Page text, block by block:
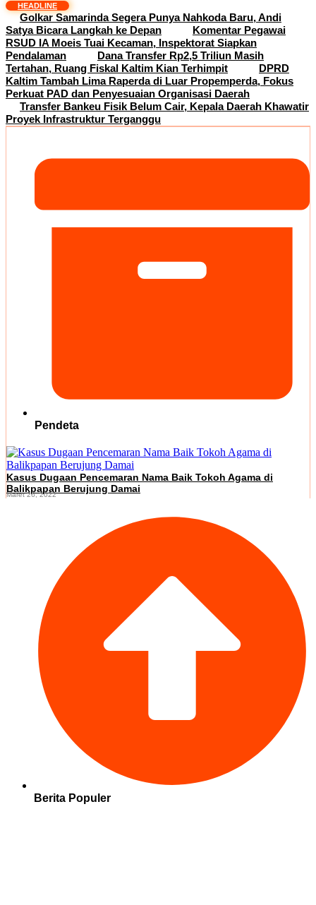
HEADLINE
Golkar Samarinda Segera Punya Nahkoda Baru, Andi
Satya Bicara Langkah ke Depan
Komentar Pegawai
RSUD IA Moeis Tuai Kecaman, Inspektorat Siapkan
Pendalaman
Dana Transfer Rp2,5 Triliun Masih
Tertahan, Ruang Fiskal Kaltim Kian Terhimpit
DPRD
Kaltim Tambah Lima Raperda di Luar Propemperda, Fokus
Perkuat PAD dan Penyesuaian Organisasi Daerah
Transfer Bankeu Fisik Belum Cair, Kepala Daerah Khawatir
Proyek Infrastruktur Terganggu
Pendeta
Kasus Dugaan Pencemaran Nama Baik Tokoh Agama di
Balikpapan Berujung Damai
Maret 26, 2022
Berita Populer